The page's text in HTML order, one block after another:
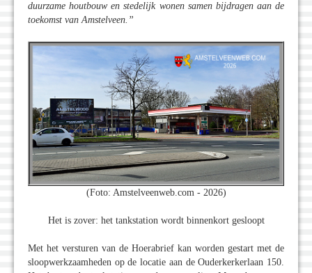
duurzame houtbouw en stedelijk wonen samen bijdragen aan de
toekomst van Amstelveen.”
(Foto: Amstelveenweb.com - 2026)
Het is zover: het tankstation wordt binnenkort gesloopt
Met het versturen van de Hoerabrief kan worden gestart met de
sloopwerkzaamheden op de locatie aan de Ouderkerkerlaan 150.